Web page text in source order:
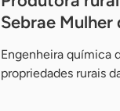
Sebrae
Engenheira química
propriedades rurais